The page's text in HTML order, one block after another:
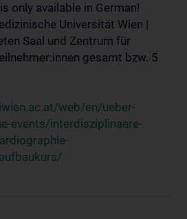
only available in German!
Universität Wien |
Saal und Zentrum für
gesamt bzw. 5
web/en/ueber-
events/interdisziplinaere-